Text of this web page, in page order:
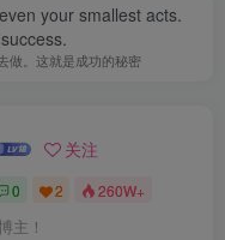
your smallest acts.
做。这就是成功的秘密
关注
0 2 260W+
主！